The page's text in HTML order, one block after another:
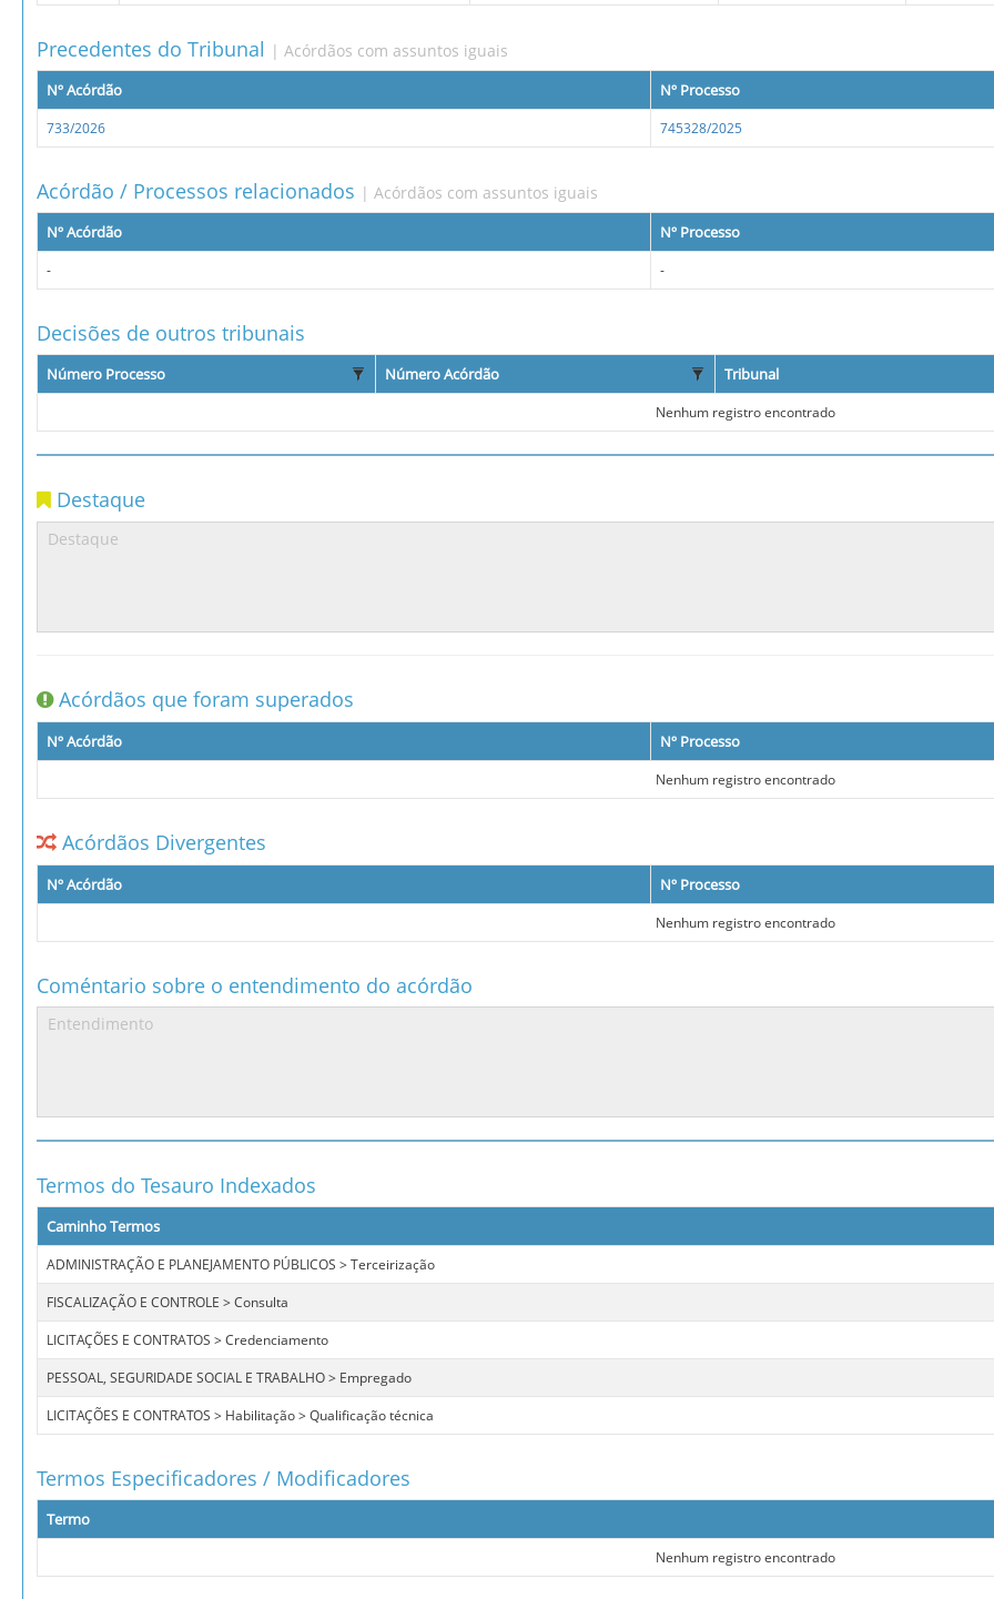
Precedentes do Tribunal | Acórdãos com assuntos iguais
Nº Acórdão
Nº Processo
733/2026 745328/2025
Acórdão / Processos relacionados | Acórdãos com assuntos iguais
Nº Acórdão
Nº Processo
- -
Decisões de outros tribunais
Número Processo Número Acórdão Tribunal
Nenhum registro encontrado
Destaque
Acórdãos que foram superados
Nº Acórdão Nº Processo
Nenhum registro encontrado
Acórdãos Divergentes
Nº Acórdão Nº Processo
Nenhum registro encontrado
Coméntario sobre o entendimento do acórdão
Termos do Tesauro Indexados
Caminho Termos
ADMINISTRAÇÃO E PLANEJAMENTO PÚBLICOS > Terceirização
FISCALIZAÇÃO E CONTROLE > Consulta
LICITAÇÕES E CONTRATOS > Credenciamento
PESSOAL, SEGURIDADE SOCIAL E TRABALHO > Empregado
LICITAÇÕES E CONTRATOS > Habilitação > Qualificação técnica
Termos Especificadores / Modificadores
Termo
Nenhum registro encontrado